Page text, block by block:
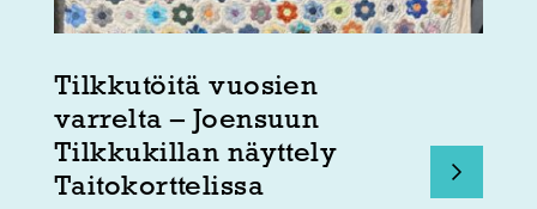
Tilkkutöitä vuosien
varrelta – Joensuun
Tilkkukillan näyttely
Taitokorttelissa